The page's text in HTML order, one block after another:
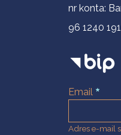
nr konta:
96 1240
Email
Adres e-mail